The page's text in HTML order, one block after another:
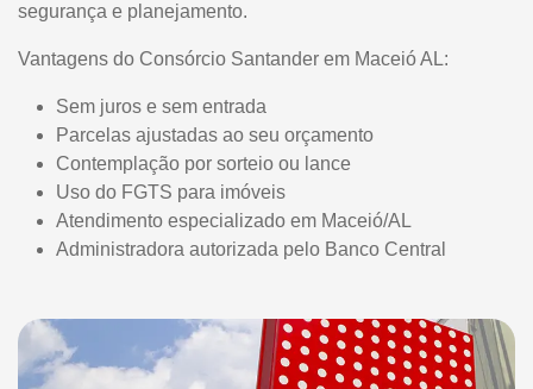
segurança e planejamento.
Vantagens do Consórcio Santander em Maceió AL:
Sem juros e sem entrada
Parcelas ajustadas ao seu orçamento
Contemplação por sorteio ou lance
Uso do FGTS para imóveis
Atendimento especializado em Maceió/AL
Administradora autorizada pelo Banco Central